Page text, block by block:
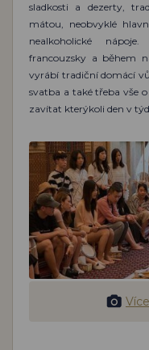
sladkosti a dezerty,
mátou, neobvyklé
nealkoholické
francouzsky a během
vyrábí tradiční domácí
svatba a také třeba vše
zavítat kterýkoli den v